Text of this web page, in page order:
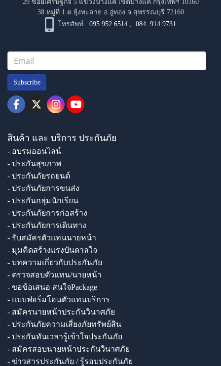
29 ซอยเศรษฐกิจ 5 แขวงบางแค เขตบางแค กรุงเทพฯ 10160
38 หมู่ที่ 1 ต.ยุ้งทะลาย อ.อู่ทอง จ.สุพรรณบุรี 72160
โทรศัพท์ : 095 952 6514 ,084 914 9731
Subscribe
สินค้า และ บริการ ประกันภัย
- อบรมออนไลน์
- ประกันสุขภาพ
- ประกันภัยรถยนต์
- ประกันภัยการขนส่ง
- ประกันกลุ่มนักเรียน
- ประกันภัยการก่อสร้าง
- ประกันภัยการเดินทาง
- รับสมัครตัวแทนนายหน้า
- มุมคิดสร้างแรงบันดาลใจ
- บทความเกี่ยวกับประกันภัย
- ตรวจสอบตัวแทน/นายหน้า
- ขอข้อเสนอ สนใจPackage
- แบบฟอร์มโอนตัวแทนบริการ
- สมัครนายหน้าประกันวินาศภัย
- ประกันภัยความเสี่ยงภัยทรัพย์สิน
- ประกันทันเวลารู้เข้าใจประกันภัย
- สมัครสอบนายหน้าประกันวินาศภัย
- ข่าวสารประกันภัย / รู้รอบประกันภัย